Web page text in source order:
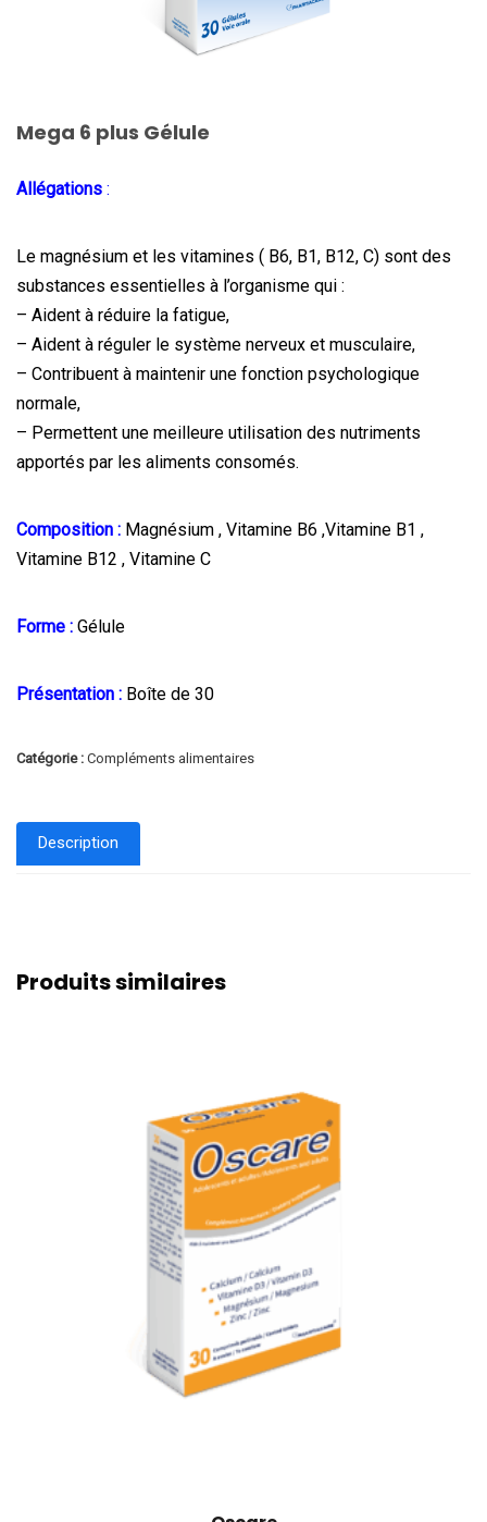
Mega 6 plus Gélule
Allégations :
Le magnésium et les vitamines ( B6, B1, B12, C) sont des
substances essentielles à l’organisme qui :
– Aident à réduire la fatigue,
– Aident à réguler le système nerveux et musculaire,
– Contribuent à maintenir une fonction psychologique
normale,
– Permettent une meilleure utilisation des nutriments
apportés par les aliments consomés.
Composition : Magnésium , Vitamine B6 ,Vitamine B1 ,
Vitamine B12 , Vitamine C
Forme : Gélule
Présentation : Boîte de 30
Catégorie : Compléments alimentaires
Description
Produits similaires